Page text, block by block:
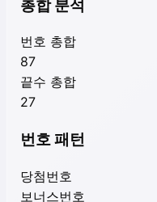
총합 분석
번호 총합
87
끝수 총합
27
번호 패턴
당첨번호
보너스번호